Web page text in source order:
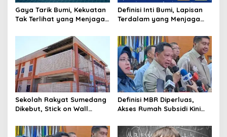
Gaya Tarik Bumi, Kekuatan
Tak Terlihat yang Menjaga
Definisi Inti Bumi, Lapisan
Terdalam yang Menjaga
Sekolah Rakyat Sumedang
Dikebut, Stick on Wall
Definisi MBR Diperluas,
Akses Rumah Subsidi Kini
Warga